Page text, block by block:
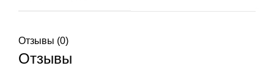
Отзывы (0)
Отзывы